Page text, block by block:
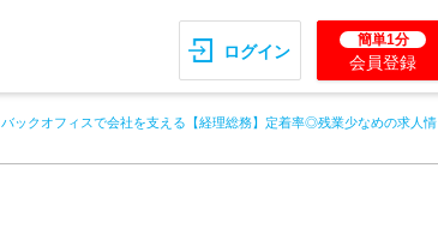
ログイン
簡単1分
会員登録
バックオフィスで会社を支える【経理総務】定着率◎残業少なめの求人情